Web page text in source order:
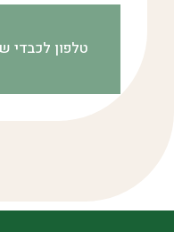
טלפון לכבדי